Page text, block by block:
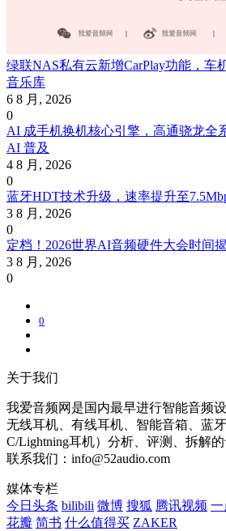
绿联NAS私有云新增CarPlay功能，车
音乐库
6 8 月, 2026
0
AI 成手机换机核心引擎，高通骁龙全
AI 普及
4 8 月, 2026
0
蓝牙HDT技术升级，速率提升至
3 8 月, 2026
0
定档！2026世界AI音频硬件大会时间
3 8 月, 2026
0
0
关于我们
我爱音频网是国内最早进行智能音频
无线耳机、有线耳机、智能音箱、蓝
C/Lightning耳机）分析、评测、拆解
联系我们：info@52audio.com
媒体专栏
今日头条 bilibili 微博 搜狐 腾讯视频 一
花瓣 简书 什么值得买 ZAKER